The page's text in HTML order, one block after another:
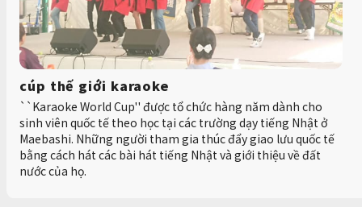
cúp thế giới karaoke
``Karaoke World Cup'' được tổ chức hàng năm dành cho
sinh viên quốc tế theo học tại các trường dạy tiếng Nhật ở
Maebashi. Những người tham gia thúc đẩy giao lưu quốc tế
bằng cách hát các bài hát tiếng Nhật và giới thiệu về đất
nước của họ.